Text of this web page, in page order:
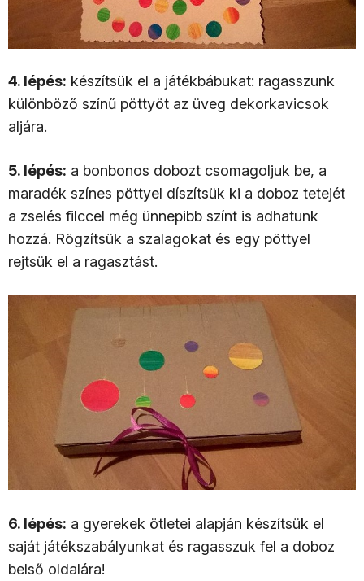
4. lépés: készítsük el a játékbábukat: ragasszunk
különböző színű pöttyöt az üveg dekorkavicsok
aljára.
5. lépés: a bonbonos dobozt csomagoljuk be, a
maradék színes pöttyel díszítsük ki a doboz tetejét
a zselés filccel még ünnepibb színt is adhatunk
hozzá. Rögzítsük a szalagokat és egy pöttyel
rejtsük el a ragasztást.
6. lépés: a gyerekek ötletei alapján készítsük el
saját játékszabályunkat és ragasszuk fel a doboz
belső oldalára!